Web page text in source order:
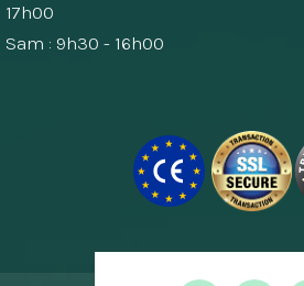
17h00
Sam : 9h30 - 16h00